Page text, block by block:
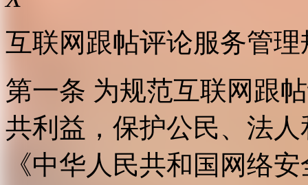
互联网跟帖评论服务管理
第一条 为规范互联网跟
共利益，保护公民、法
《中华人民共和国网络